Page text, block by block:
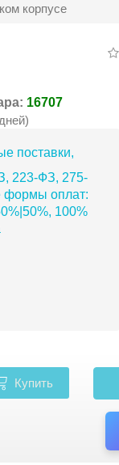
корпусе
16707
поставки,
223-ФЗ, 275-
формы оплат:
100%
Купить